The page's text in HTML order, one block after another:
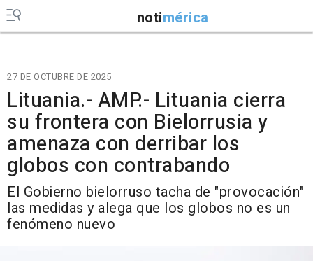
notimérica
27 DE OCTUBRE DE 2025
Lituania.- AMP.- Lituania cierra
su frontera con Bielorrusia y
amenaza con derribar los
globos con contrabando
El Gobierno bielorruso tacha de "provocación"
las medidas y alega que los globos no es un
fenómeno nuevo